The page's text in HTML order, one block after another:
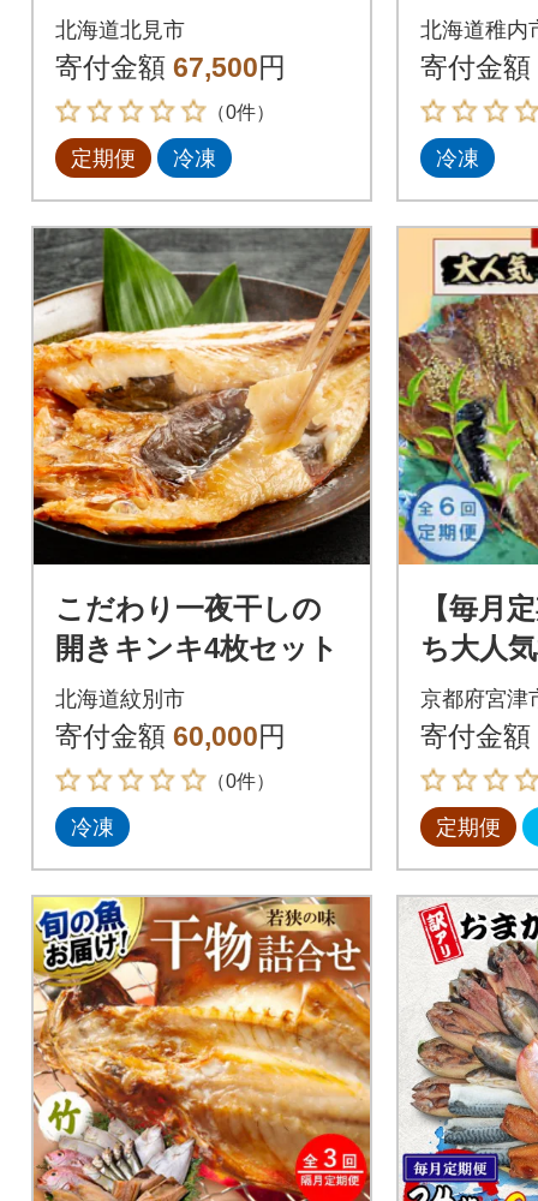
目漁師の厳選した北の
味覚 ほっけ3尾(約1.5
kg)全5回
北海道北見市
寄付金額 67,500円
（0件）
定期便 冷凍
ィック
ト
北海道稚内
寄付金額
冷凍
こだわり一夜干しの
開きキンキ4枚セット
北海道紋別市
寄付金額 60,000円
（0件）
冷凍
【毎月
ち大人
6回
京都府宮津
寄付金額
定期便